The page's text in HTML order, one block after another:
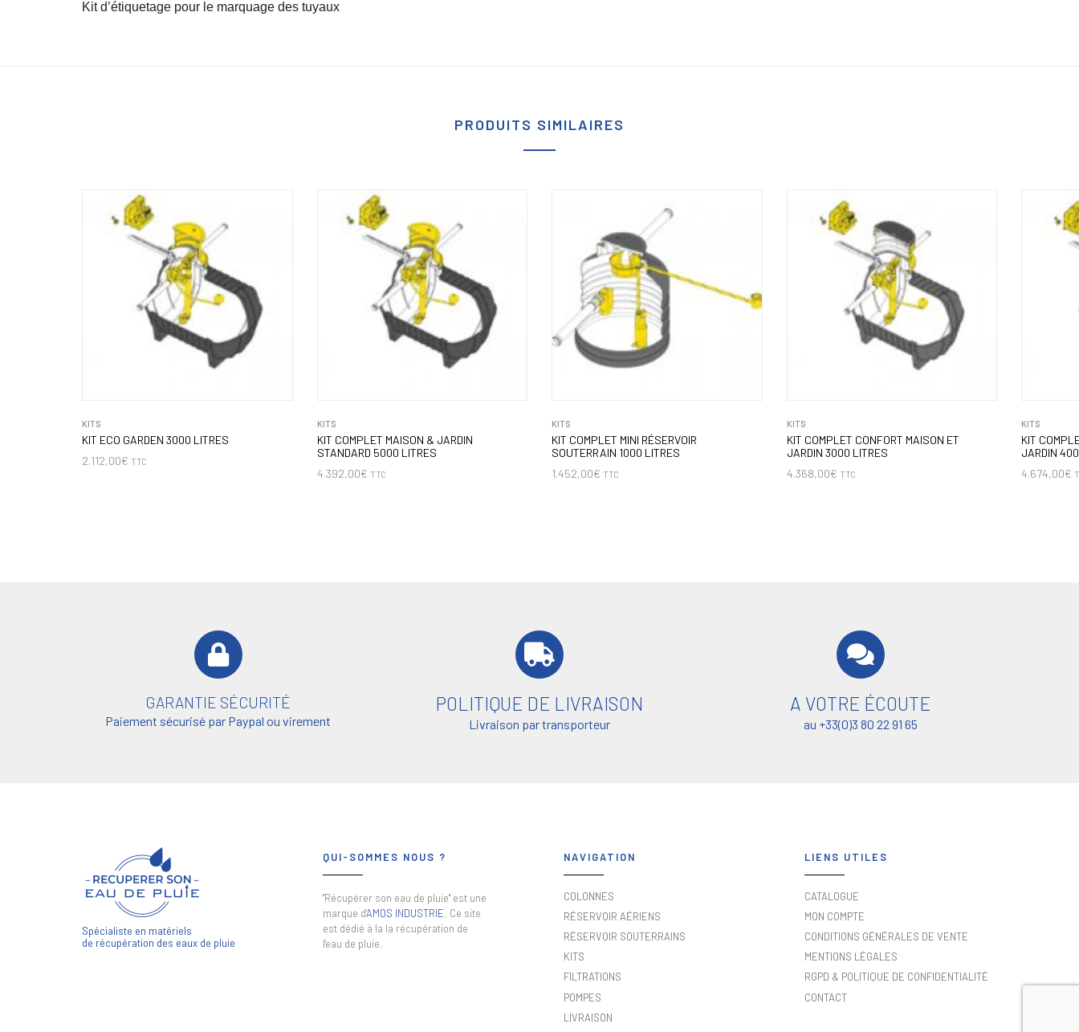
Kit d’étiquetage pour le marquage des tuyaux
PRODUITS SIMILAIRES
KITS
KIT ECO GARDEN 3000 LITRES
2.112,00€ TTC
KITS
KIT COMPLET MAISON & JARDIN
STANDARD 5000 LITRES
4.392,00€ TTC
KITS
KIT COMPLET MINI RÉSERVOIR
SOUTERRAIN 1000 LITRES
1.452,00€ TTC
KITS
KIT COMPLET CONFORT MAISON ET
JARDIN 3000 LITRES
4.368,00€ TTC
KITS
KIT
JARDIN
4.674,00€
GARANTIE SÉCURITÉ
Paiement sécurisé par Paypal ou virement
POLITIQUE DE LIVRAISON
Livraison par transporteur
A VOTRE ÉCOUTE
au +33(0)3 80 22 91 65
Spécialiste en matériels
de récupération des eaux de pluie
QUI-SOMMES NOUS ?
"Récupérer son eau de pluie" est une
marque d'AMOS INDUSTRIE . Ce site
est dédié à la la récupération de
l'eau de pluie.
NAVIGATION
COLONNES
RÉSERVOIR AÉRIENS
RÉSERVOIR SOUTERRAINS
KITS
FILTRATIONS
POMPES
LIVRAISON
LIENS UTILES
CATALOGUE
MON COMPTE
CONDITIONS GÉNÉRALES DE VENTE
MENTIONS LÉGALES
RGPD & POLITIQUE DE CONFIDENTIALITÉ
CONTACT